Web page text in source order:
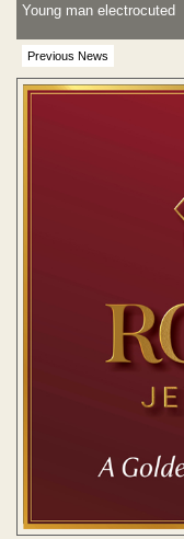
Previous News
Young man electrocuted